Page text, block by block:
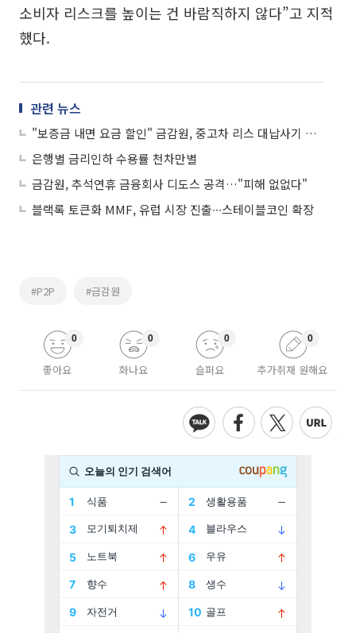
소비자 리스크를 높이는 건 바람직하지 않다”고 지적
했다.
관련 뉴스
"보증금 내면 요금 할인" 금감원, 중고차 리스 대납사기 주의보
은행별 금리인하 수용률 천차만별
금감원, 추석연휴 금융회사 디도스 공격…"피해 없없다"
블랙록 토큰화 MMF, 유럽 시장 진출∙∙∙스테이블코인 확장
#P2P #금감원
좋아요
0
화나요
0
슬퍼요
0
추가취재 원해요
0